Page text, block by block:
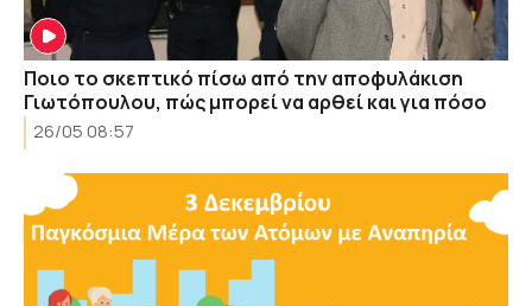
Ποιο το σκεπτικό πίσω από την αποφυλάκιση
Γιωτόπουλου, πώς μπορεί να αρθεί και για πόσο
26/05 08:57